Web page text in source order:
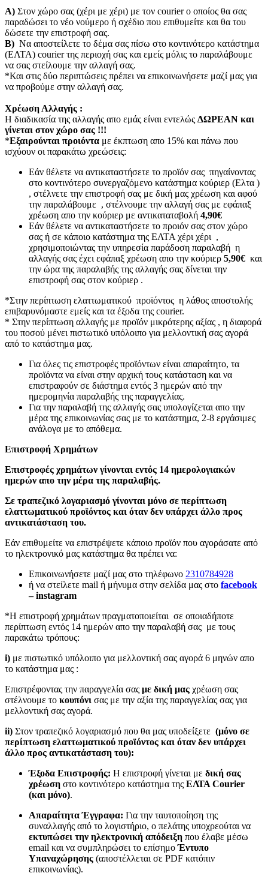
Α) Στον χώρο σας (χέρι με χέρι) με τον courier o οποίος θα σας
παραδώσει το νέο νούμερο ή σχέδιο που επιθυμείτε και θα του
δώσετε την επιστροφή σας.
Β) Να αποστείλετε το δέμα σας πίσω στο κοντινότερο κατάστημα
(ΕΛΤΑ) courier της περιοχή σας και εμείς μόλις το παραλάβουμε
να σας στείλουμε την αλλαγή σας.
*Και στις δύο περιπτώσεις πρέπει να επικοινωνήσετε μαζί μας για
να προβούμε στην αλλαγή σας.
Χρέωση Αλλαγής :
Η διαδικασία της αλλαγής απο εμάς είναι εντελώς ΔΩΡΕΑΝ και
γίνεται στον χώρο σας !!!
*Εξαιρούνται προιόντα με έκπτωση απο 15% και πάνω που
ισχύουν οι παρακάτω χρεώσεις:
Εάν θέλετε να αντικαταστήσετε το προϊόν σας πηγαίνοντας
στο κοντινότερο συνεργαζόμενο κατάστημα κούριερ (Ελτα )
, στέλνετε την επιστροφή σας με δική μας χρέωση και αφού
την παραλάβουμε , στέλνουμε την αλλαγή σας με εφάπαξ
χρέωση απο την κούριερ με αντικαταταβολή 4,90€
Εάν θέλετε να αντικαταστήσετε το προιόν σας στον χώρο
σας ή σε κάποιο κατάστημα της ΕΛΤΑ χέρι χέρι ,
χρησιμοποιώντας την υπηρεσία παράδοση παραλαβή η
αλλαγής σας έχει εφάπαξ χρέωση απο την κούριερ 5,90€ και
την ώρα της παραλαβής της αλλαγής σας δίνεται την
επιστροφή σας στον κούριερ .
*Στην περίπτωση ελαττωματικού προϊόντος η λάθος αποστολής
επιβαρυνόμαστε εμείς και τα έξοδα της courier.
* Στην περίπτωση αλλαγής με προϊόν μικρότερης αξίας , η διαφορά
του ποσού μένει πιστωτικό υπόλοιπο για μελλοντική σας αγορά
από το κατάστημα μας.
Για όλες τις επιστροφές προϊόντων είναι απαραίτητο, τα
προϊόντα να είναι στην αρχική τους κατάσταση και να
επιστραφούν σε διάστημα εντός 3 ημερών από την
ημερομηνία παραλαβής της παραγγελίας.
Για την παραλαβή της αλλαγής σας υπολογίζεται απο την
μέρα της επικοινωνίας σας με το κατάστημα, 2-8 εργάσιμες
ανάλογα με το απόθεμα.
Επιστροφή Χρημάτων
Επιστροφές χρημάτων γίνονται εντός 14 ημερολογιακών
ημερών απο την μέρα της παραλαβής.
Σε τραπεζικό λογαριασμό γίνονται μόνο σε περίπτωση
ελαττωματικού προϊόντος και όταν δεν υπάρχει άλλο προς
αντικατάσταση του.
Εάν επιθυμείτε να επιστρέψετε κάποιο προϊόν που αγοράσατε από
το ηλεκτρονικό μας κατάστημα θα πρέπει να:
Επικοινωνήσετε μαζί μας στο τηλέφωνο 2310784928
ή να στείλετε mail ή μήνυμα στην σελίδα μας στο facebook
– instagram
*Η επιστροφή χρημάτων πραγματοποιείται σε οποιαδήποτε
περίπτωση εντός 14 ημερών απο την παραλαβή σας με τους
παρακάτω τρόπους:
i) με πιστωτικό υπόλοιπο για μελλοντική σας αγορά 6 μηνών απο
το κατάστημα μας :
Επιστρέφοντας την παραγγελία σας με δική μας χρέωση σας
στέλνουμε το κουπόνι σας με την αξία της παραγγελίας σας για
μελλοντική σας αγορά.
ii) Στον τραπεζικό λογαριασμό που θα μας υποδείξετε (μόνο σε
περίπτωση ελαττωματικού προϊόντος και όταν δεν υπάρχει
άλλο προς αντικατάσταση του):
Έξοδα Επιστροφής: Η επιστροφή γίνεται με δική σας
χρέωση στο κοντινότερο κατάστημα της ΕΛΤΑ Courier
(και μόνο).
Απαραίτητα Έγγραφα: Για την ταυτοποίηση της
συναλλαγής από το λογιστήριο, ο πελάτης υποχρεούται να
εκτυπώσει την ηλεκτρονική απόδειξη που έλαβε μέσω
email και να συμπληρώσει το επίσημοΈντυπο
Υπαναχώρησης (αποστέλλεται σε PDF κατόπιν
επικοινωνίας).